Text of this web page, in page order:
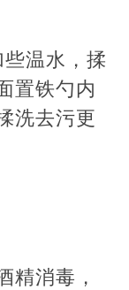
温水，揉
置铁勺内
洗去污更
精消毒，